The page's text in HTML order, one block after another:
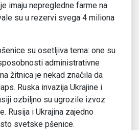
imaju nepregledne farme na
su u rezervi svega 4 miliona
su osetljiva tema: one su
administrativne
žitnica je nekad značila da
Ruska invazija Ukrajine i
ozbiljno su ugrozile izvoz
Rusija i Ukrajina zajedno
svetske pšenice.